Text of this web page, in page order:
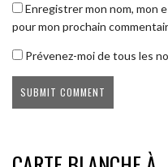
Enregistrer mon nom, mon
pour mon prochain
Prévenez-moi de tous les